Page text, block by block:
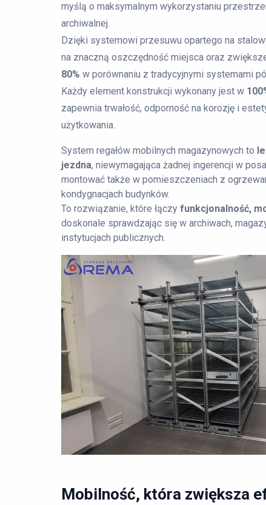
myślą o maksymalnym wykorzystaniu
archiwalnej.
Dzięki systemowi przesuwu opartego na
na znaczną oszczędność miejsca oraz
80% w porównaniu z tradycyjnymi systemami
Każdy element konstrukcji wykonany jest w
zapewnia trwałość, odporność na korozję i
użytkowania.
System regałów mobilnych magazynowych to
jezdna, niewymagająca żadnej ingerencji w
montować także w pomieszczeniach z
kondygnacjach budynków.
To rozwiązanie, które łączy funkcjonalność,
doskonale sprawdzając się w archiwach,
instytucjach publicznych.
Mobilność, która zwiększa